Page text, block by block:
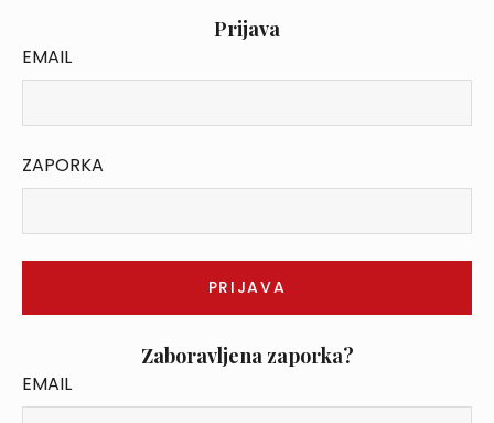
Prijava
EMAIL
ZAPORKA
Zaboravljena zaporka?
EMAIL